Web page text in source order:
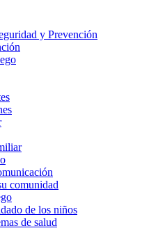
y Prevención
comunidad
de los niños
de salud